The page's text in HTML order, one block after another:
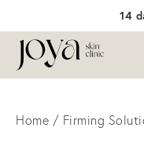
14
Home / Firming